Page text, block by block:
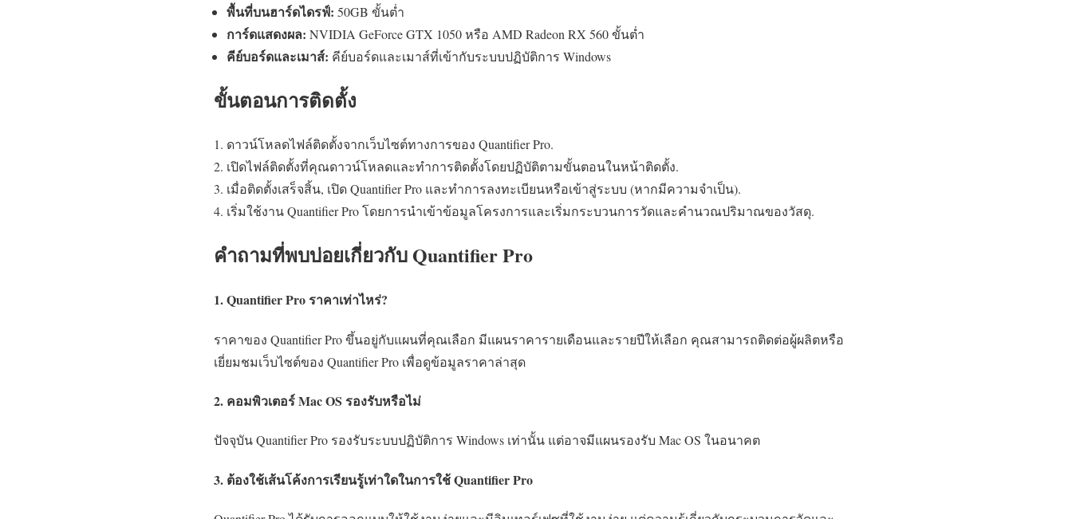
พื้นที่บนฮาร์ดไดรฟ์: 50GB ขั้นต่ำ
การ์ดแสดงผล: NVIDIA GeForce GTX 1050 หรือ AMD Radeon RX 560 ขั้นต่ำ
คีย์บอร์ดและเมาส์: คีย์บอร์ดและเมาส์ที่เข้ากับระบบปฏิบัติการ Windows
ขั้นตอนการติดตั้ง
ดาวน์โหลดไฟล์ติดตั้งจากเว็บไซต์ทางการของ Quantifier Pro.
เปิดไฟล์ติดตั้งที่คุณดาวน์โหลดและทำการติดตั้งโดยปฏิบัติตามขั้นตอนในหน้าติดตั้ง.
เมื่อติดตั้งเสร็จสิ้น, เปิด Quantifier Pro และทำการลงทะเบียนหรือเข้าสู่ระบบ (หากมีความจำเป็น).
เริ่มใช้งาน Quantifier Pro โดยการนำเข้าข้อมูลโครงการและเริ่มกระบวนการวัดและคำนวณปริมาณของวัสดุ.
คำถามที่พบบ่อยเกี่ยวกับ Quantifier Pro
1. Quantifier Pro ราคาเท่าไหร่?
ราคาของ Quantifier Pro ขึ้นอยู่กับแผนที่คุณเลือก มีแผนราคารายเดือนและรายปีให้เลือก คุณสามารถติดต่อผู้ผลิตหรือ
เยี่ยมชมเว็บไซต์ของ Quantifier Pro เพื่อดูข้อมูลราคาล่าสุด
2. คอมพิวเตอร์ Mac OS รองรับหรือไม่
ปัจจุบัน Quantifier Pro รองรับระบบปฏิบัติการ Windows เท่านั้น แต่อาจมีแผนรองรับ Mac OS ในอนาคต
3. ต้องใช้เส้นโค้งการเรียนรู้เท่าใดในการใช้ Quantifier Pro